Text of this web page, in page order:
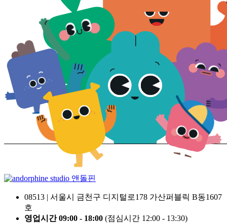
앤돌핀
08513 | 서울시 금천구 디지털로178 가산퍼블릭 B동1607
호
영업시간 09:00 - 18:00 (점심시간 12:00 - 13:30)